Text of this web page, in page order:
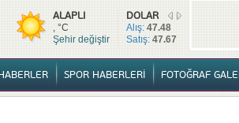
TÜM HABERLER YURTTAN HABERLER
DOLAR
Alış:47.48
Satış:47.67
ALAPLI
, °C
Şehir değiştir
SPOR HABERLERİ FOTOĞRAF